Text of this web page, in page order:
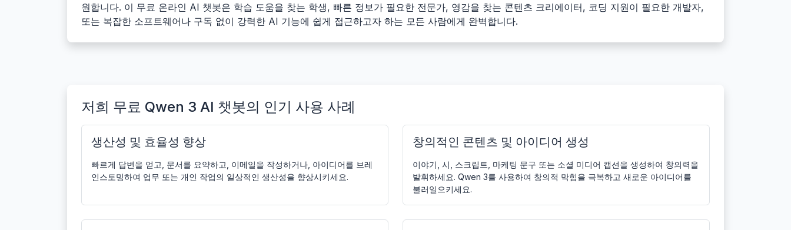
원합니다. 이 무료 온라인 AI 챗봇은 학습 도움을 찾는 학생, 빠른 정보가 필요한 전문가, 영감을 찾는 콘텐츠 크리에이터, 코딩 지원이 필요한 개발자,
또는 복잡한 소프트웨어나 구독 없이 강력한 AI 기능에 쉽게 접근하고자 하는 모든 사람에게 완벽합니다.
저희 무료 Qwen 3 AI 챗봇의 인기 사용 사례
생산성 및 효율성 향상
빠르게 답변을 얻고, 문서를 요약하고, 이메일을 작성하거나, 아이디어를 브레
인스토밍하여 업무 또는 개인 작업의 일상적인 생산성을 향상시키세요.
창의적인 콘텐츠 및 아이디어 생성
이야기, 시, 스크립트, 마케팅 문구 또는 소셜 미디어 캡션을 생성하여 창의력을
발휘하세요. Qwen 3를 사용하여 창의적 막힘을 극복하고 새로운 아이디어를
불러일으키세요.